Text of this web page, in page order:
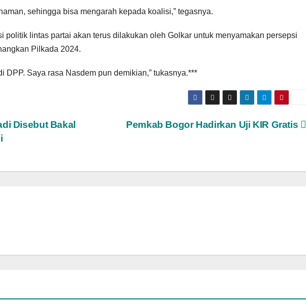
sehingga bisa mengarah kepada koalisi,” tegasnya.
politik lintas partai akan terus dilakukan oleh Golkar untuk menyamakan persepsi
Pilkada 2024.
DPP. Saya rasa Nasdem pun demikian,” tukasnya.***
Pemkab Bogor Hadirkan Uji KIR Gratis
Disebut Bakal